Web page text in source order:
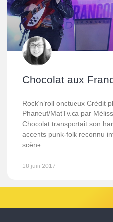
Chocolat aux
Rock’n’roll onctueux Crédit
Phaneuf/MatTv.ca par
Chocolat transportait son
accents punk-folk reconnu
scène
18 juin 2017